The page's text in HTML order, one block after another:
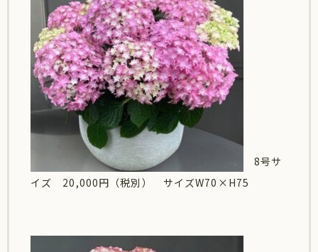
8号サ
イズ 20,000円（税別） サイズW70×H75